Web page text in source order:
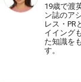
19歳で渡
ン誌のア
レス・PR
イイング
た知識を
す。